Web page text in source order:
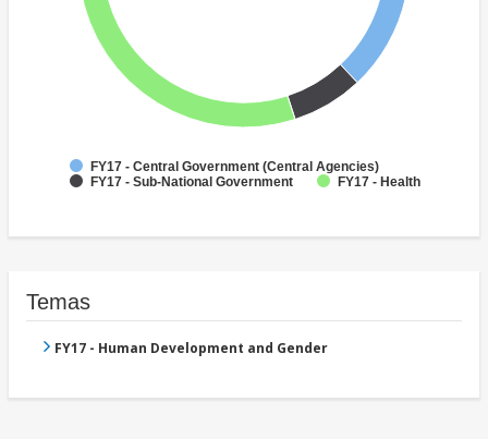
FY17 - Central Government (Central Agencies)
FY17 - Sub-National Government
FY17 - Health
Temas
FY17 - Human Development and Gender